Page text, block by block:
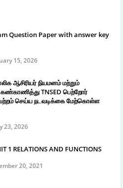
Question Paper with answer key
15, 2026
ஆசிரியர் நியமனம் மற்றும்
TNSED பெற்றோர்
செய்ய நடவடிக்கை மேற்கொள்ள
23, 2026
1 RELATIONS AND FUNCTIONS
20, 2021